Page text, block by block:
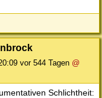
vor 544 Tagen @
Schlichtheit: